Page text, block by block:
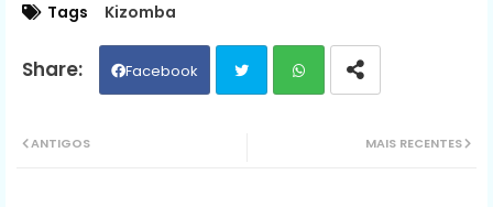
Tags Kizomba
Facebook
MAIS RECENTES
ANTIGOS